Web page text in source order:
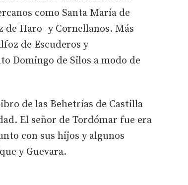
como Santa María de
de Haro- y Cornellanos. Más
de Escuderos y
Domingo de Silos a modo de
de las Behetrías de Castilla
El señor de Tordómar fue era
con sus hijos y algunos
y Guevara.